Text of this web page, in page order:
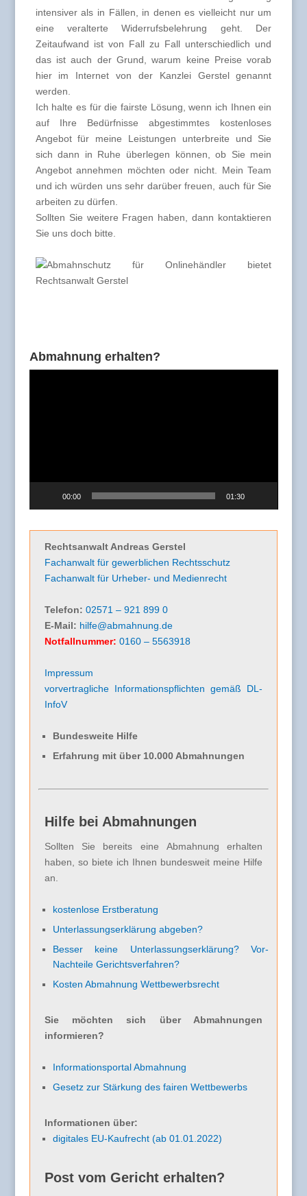
intensiver als in Fällen, in denen es vielleicht nur um
eine veralterte Widerrufsbelehrung geht. Der
Zeitaufwand ist von Fall zu Fall unterschiedlich und
das ist auch der Grund, warum keine Preise vorab
hier im Internet von der Kanzlei Gerstel genannt
werden.
Ich halte es für die fairste Lösung, wenn ich Ihnen ein
auf Ihre Bedürfnisse abgestimmtes kostenloses
Angebot für meine Leistungen unterbreite und Sie
sich dann in Ruhe überlegen können, ob Sie mein
Angebot annehmen möchten oder nicht. Mein Team
und ich würden uns sehr darüber freuen, auch für Sie
arbeiten zu dürfen.
Sollten Sie weitere Fragen haben, dann kontaktieren
Sie uns doch bitte.
Abmahnung erhalten?
00:00 01:30
Rechtsanwalt Andreas Gerstel
Fachanwalt für gewerblichen Rechtsschutz
Fachanwalt für Urheber- und Medienrecht
Telefon: 02571 – 921 899 0
E-Mail: hilfe@abmahnung.de
Notfallnummer: 0160 – 5563918
Impressum
vorvertragliche Informationspflichten gemäß DL-
InfoV
Bundesweite Hilfe
Erfahrung mit über 10.000 Abmahnungen
Hilfe bei Abmahnungen
Sollten Sie bereits eine Abmahnung erhalten
haben, so biete ich Ihnen bundesweit meine Hilfe
an.
kostenlose Erstberatung
Unterlassungserklärung abgeben?
Besser keine Unterlassungserklärung? Vor-
Nachteile Gerichtsverfahren?
Kosten Abmahnung Wettbewerbsrecht
Sie möchten sich über Abmahnungen
informieren?
Informationsportal Abmahnung
Gesetz zur Stärkung des fairen Wettbewerbs
Informationen über:
digitales EU-Kaufrecht (ab 01.01.2022)
Post vom Gericht erhalten?